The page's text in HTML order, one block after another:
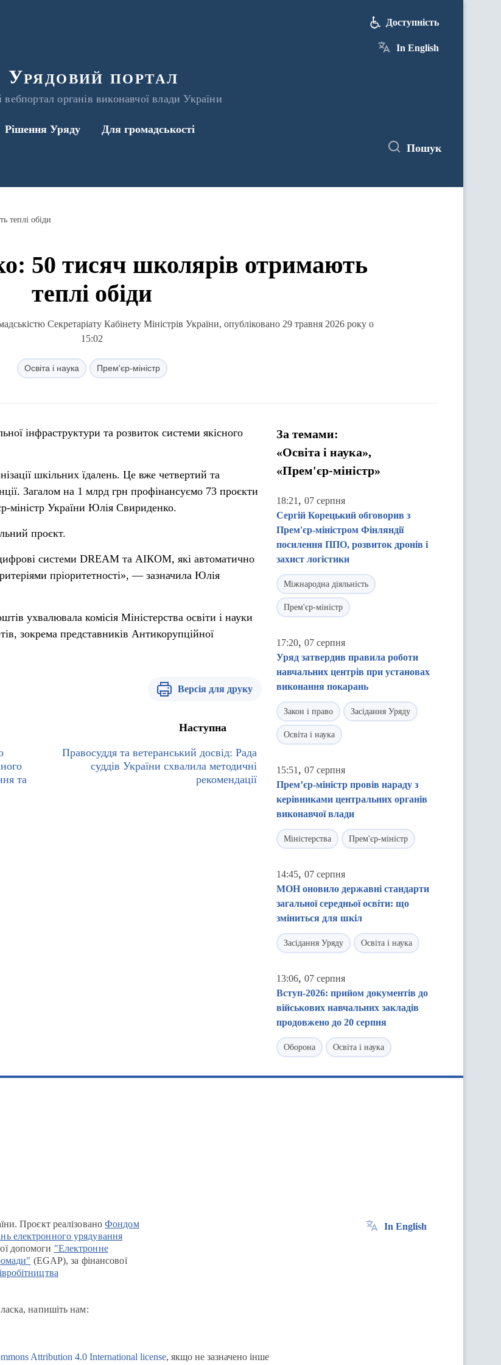
Урядовий портал
органів виконавчої влади України
Доступність
In English
Рішення Уряду Для громадськості
Пошук
теплі обіди
50 тисяч школярів отримають
теплі обіди
Секретаріату Кабінету Міністрів України, опубліковано 29 травня 2026 року о
15:02
Освіта і наука Прем'єр-міністр
інфраструктури та розвиток системи якісного
шкільних їдалень. Це вже четвертий та
Загалом на 1 млрд грн профінансуємо 73 проєкти
міністр України Юлія Свириденко.
проєкт.
цифрові системи DREAM та АІКОМ, які автоматично
пріоритетності», — зазначила Юлія
ухвалювала комісія Міністерства освіти і науки
зокрема представників Антикорупційної
Версія для друку
та
Наступна
Правосуддя та ветеранський досвід: Рада
суддів України схвалила методичні
рекомендації
За темами:
«Освіта і наука»,
«Прем'єр-міністр»
18:21 , 07 серпня
Сергій Корецький обговорив з
Прем'єр-міністром Фінляндії
посилення ППО, розвиток дронів і
захист логістики
Міжнародна діяльність
Прем'єр-міністр
17:20, 07 серпня
Уряд затвердив правила роботи
навчальних центрів при установах
виконання покарань
Закон і право Засідання Уряду
Освіта і наука
15:51 , 07 серпня
Прем’єр-міністр провів нараду з
керівниками центральних органів
виконавчої влади
Міністерства Прем'єр-міністр
14:45, 07 серпня
МОН оновило державні стандарти
загальної середньої освіти: що
зміниться для шкіл
Засідання Уряду Освіта і наука
13:06, 07 серпня
Вступ-2026: прийом документів до
військових навчальних закладів
продовжено до 20 серпня
Оборона Освіта і наука
Проєкт реалізованоФондом
електронного урядування
допомоги "Електронне
(EGAP), за фінансової
напишіть нам:
In English
Attribution 4.0 International license, якщо не зазначено інше